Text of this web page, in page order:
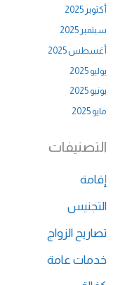
أكتوبر 2025
سبتمبر 2025
أغسطس 2025
يوليو 2025
يونيو 2025
مايو 2025
التصنيفات
إقامة
التجنيس
تصاريح الزواج
خدمات عامة